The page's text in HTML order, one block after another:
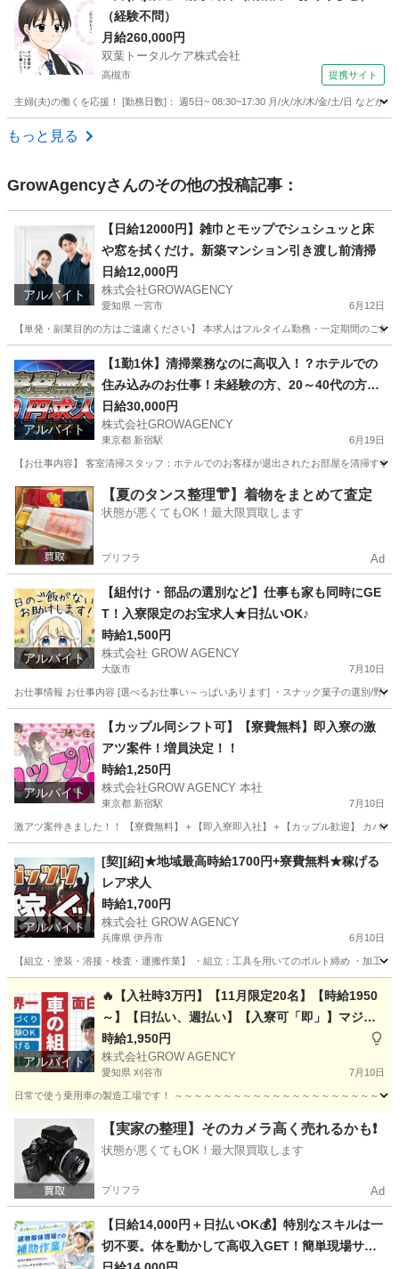
（経験不問）
月給260,000円
双葉トータルケア株式会社
高槻市 提携サイト
主婦(夫)の働くを応援！ [勤務日数]： 週5日~ 08:30~17:30 月/火/水/木/金/土/日 など
大阪 高槻市
もっと見る
GrowAgencyさんのその他の投稿記事：
アルバイト
【日給12000円】雑巾とモップでシュシュッと床
や窓を拭くだけ。新築マンション引き渡し前清掃
日給12,000円
株式会社GROWAGENCY
愛知県 一宮市 6月12日
【単発・副業目的の方はご遠慮ください】 本求人はフルタイム勤務・一定期間のご
清掃 短期間
アルバイト
【1勤1休】清掃業務なのに高収入！？ホテルでの
住み込みのお仕事！未経験の方、20～40代の方活
躍中！
日給30,000円
株式会社GROWAGENCY
東京都 新宿駅 6月19日
【お仕事内容】 客室清掃スタッフ：ホテルでのお客様が退出されたお部屋を清掃す
東京 新宿区 新宿駅 工場 住み込み
【夏のタンス整理👘】着物をまとめて査定
状態が悪くてもOK！最大限買取します
プリフラ Ad
アルバイト
【組付け・部品の選別など】仕事も家も同時にGE
T！入寮限定のお宝求人★日払いOK♪
時給1,500円
株式会社 GROW AGENCY
大阪市 7月10日
お仕事情報 お仕事内容 [選べるお仕事い～っぱいあります] ・スナック菓子の選別/野
軽作業 大阪 大阪市 軽作業 時給
アルバイト
【カップル同シフト可】【寮費無料】即入寮の激
アツ案件！増員決定！！
時給1,250円
株式会社GROW AGENCY 本社
東京都 新宿駅 7月10日
激アツ案件きました！！ 【寮費無料】＋【即入寮即入社】＋【カップル歓迎】 カバ
新宿駅 軽作業 カップル
アルバイト
[契][紹]★地域最高時給1700円+寮費無料★稼げる
レア求人
時給1,700円
株式会社 GROW AGENCY
兵庫県 伊丹市 6月10日
【組立・塗装・溶接・検査・運搬作業】 ・組立：工具を用いてのボルト締め ・加工
軽作業 時給
アルバイト
🔥【入社時3万円】【11月限定20名】【時給1950
～】【日払い、週払い】【入寮可「即」】マジ激
熱です‼
時給1,950円
株式会社GROW AGENCY
愛知県 刈谷市 7月10日
日常で使う乗用車の製造工場です！ ～～～～～～～～～～～～～～～～～～～～～
工場 三重 いなべ市 工場 時給
【実家の整理】そのカメラ高く売れるかも❗️
状態が悪くてもOK！最大限買取します
プリフラ Ad
【日給14,000円＋日払いOK💰】特別なスキルは一
切不要。体を動かして高収入GET！簡単現場サポ